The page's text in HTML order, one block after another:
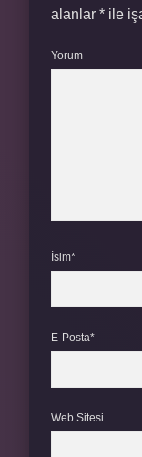
alanlar * ile
Yorum
İsim*
E-Posta*
Web Sitesi